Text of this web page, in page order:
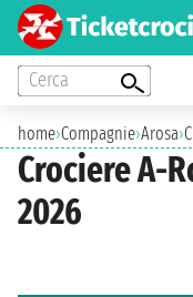
Cerca
home›Compagnie›Arosa›
Crociere A-
2026